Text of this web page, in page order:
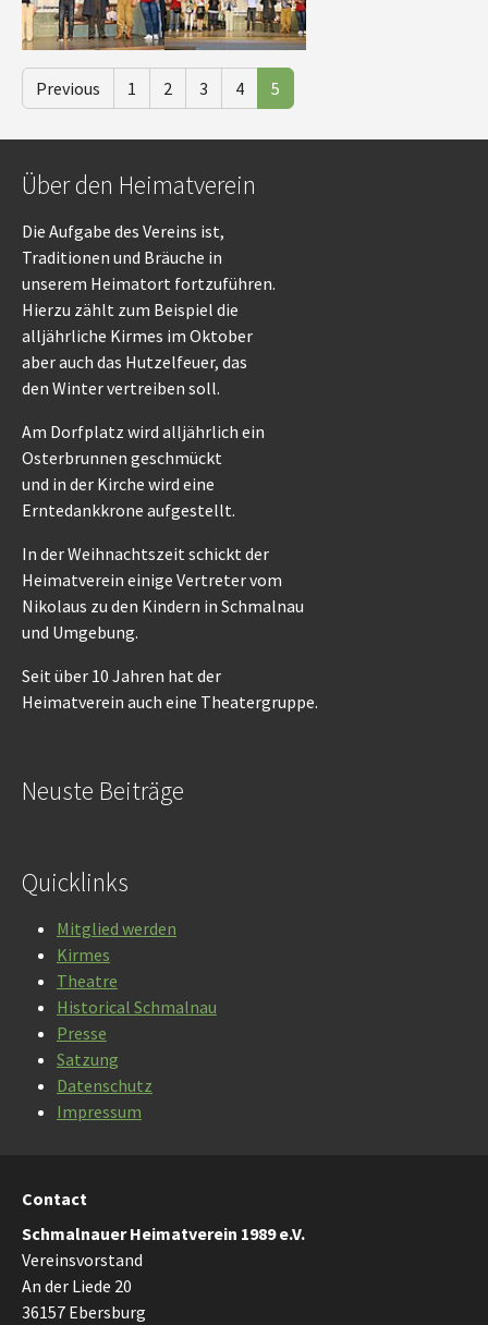
Previous 1 2 3 4 5
Über den Heimatverein
Die Aufgabe des Vereins ist,
Traditionen und Bräuche in
unserem Heimatort fortzuführen.
Hierzu zählt zum Beispiel die
alljährliche Kirmes im Oktober
aber auch das Hutzelfeuer, das
den Winter vertreiben soll.
Am Dorfplatz wird alljährlich ein
Osterbrunnen geschmückt
und in der Kirche wird eine
Erntedankkrone aufgestellt.
In der Weihnachtszeit schickt der
Heimatverein einige Vertreter vom
Nikolaus zu den Kindern in Schmalnau
und Umgebung.
Seit über 10 Jahren hat der
Heimatverein auch eine Theatergruppe.
Neuste Beiträge
Quicklinks
Mitglied werden
Kirmes
Theatre
Historical Schmalnau
Presse
Satzung
Datenschutz
Impressum
Contact
Schmalnauer Heimatverein 1989 e.V.
Vereinsvorstand
An der Liede 20
36157 Ebersburg